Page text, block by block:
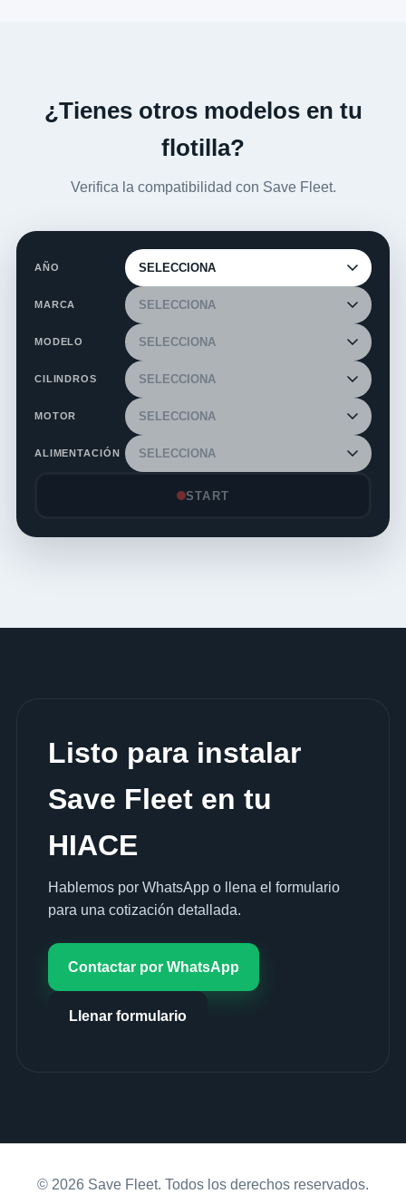
¿Tienes otros modelos en tu
flotilla?
Verifica la compatibilidad con Save Fleet.
AÑO
MARCA
MODELO
CILINDROS
MOTOR
ALIMENTACIÓN
START
Listo para instalar
Save Fleet en tu
HIACE
Hablemos por WhatsApp o llena el formulario
para una cotización detallada.
Contactar por WhatsApp
Llenar formulario
© 2026 Save Fleet. Todos los derechos reservados.